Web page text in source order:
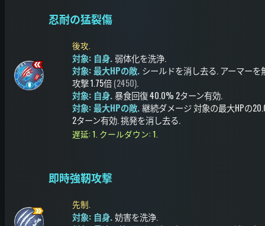
忍耐の猛裂傷
後攻.
対象: 自身. 弱体化を洗浄.
対象: 最大HPの敵. シールドを消し去る.アーマーを
攻撃1.75倍(2450).
対象: 自身.暴食回復40.0% 2ターン有効.
対象: 最大HPの敵.継続ダメージ対象の最大HPの
2ターン有効.挑発を消し去る.
遅延: 1. クールダウン: 1.
即時強靭攻撃
先制.
対象: 自身.妨害を洗浄.